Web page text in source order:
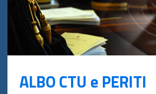
ALBO CTU e PERITI